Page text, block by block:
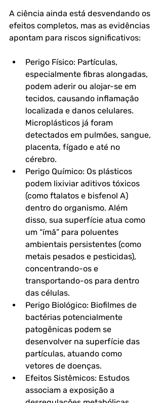
A ciência ainda está desvendando os
efeitos completos, mas as evidências
apontam para riscos significativos:
Perigo Físico: Partículas,
especialmente fibras alongadas,
podem aderir ou alojar-se em
tecidos, causando inflamação
localizada e danos celulares.
Microplásticos já foram
detectados em pulmões, sangue,
placenta, fígado e até no
cérebro.
Perigo Químico: Os plásticos
podem lixiviar aditivos tóxicos
(como ftalatos e bisfenol A)
dentro do organismo. Além
disso, sua superfície atua como
um “ímã” para poluentes
ambientais persistentes (como
metais pesados e pesticidas),
concentrando-os e
transportando-os para dentro
das células.
Perigo Biológico: Biofilmes de
bactérias potencialmente
patogênicas podem se
desenvolver na superfície das
partículas, atuando como
vetores de doenças.
Efeitos Sistêmicos: Estudos
associam a exposição a